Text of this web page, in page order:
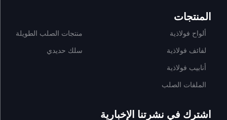
المنتجات
ألواح فولاذية
لفائف فولاذية
أنابيب فولاذية
الملفات الصلب
منتجات الصلب الطويلة
سلك حديدي
اشترك في نشرتنا الإخبارية